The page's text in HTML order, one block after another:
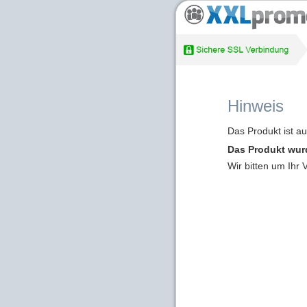
Hinweis
Das Produkt ist
Das Produkt
Wir bitten um Ihr